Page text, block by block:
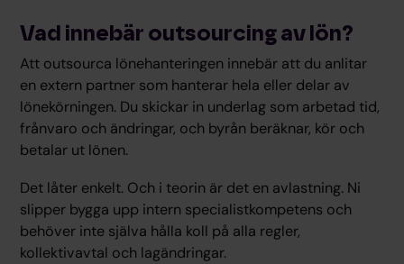
Vad innebär outsourcing av lön?
Att outsourca lönehanteringen innebär att du anlitar
en extern partner som hanterar hela eller delar av
lönekörningen. Du skickar in underlag som arbetad tid,
frånvaro och ändringar, och byrån beräknar, kör och
betalar ut lönen.
Det låter enkelt. Och i teorin är det en avlastning. Ni
slipper bygga upp intern specialistkompetens och
behöver inte själva hålla koll på alla regler,
kollektivavtal och lagändringar.